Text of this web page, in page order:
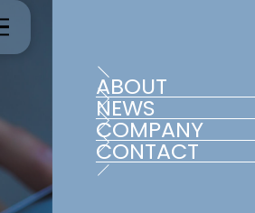
ABOUT
NEWS
COMPANY
CONTACT